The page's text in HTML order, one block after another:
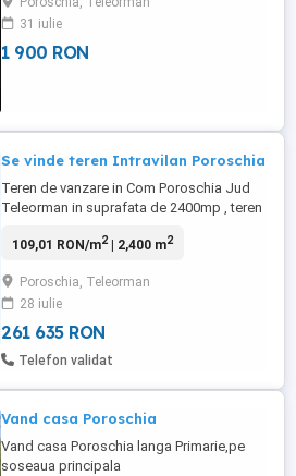
31 iulie
1 900 RON
Se vinde teren Intravilan Poroschia
Teren de vanzare in Com Poroschia Jud
Teleorman in suprafata de 2400mp , teren
exista drum de acces la amandoua limitari
suprafata de celalalte parcele.
Deschiderea este de 17m cu adancimea
de 140m. Terenul este ...
109,01 RON/m2| 2,400 m2
Poroschia, Teleorman
28 iulie
261 635 RON
Telefon validat
Vand casa Poroschia
Vand casa Poroschia langa Primarie,pe
soseaua principala